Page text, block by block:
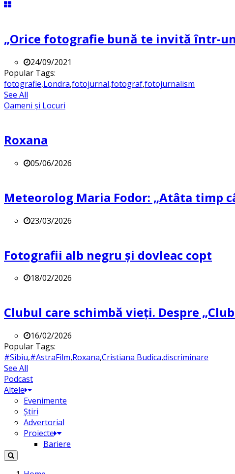
„Orice fotografie bună te invită într-
24/09/2021
Popular Tags:
fotografie,Londra,fotojurnal,fotograf,fotojurnalism
See All
Oameni și Locuri
Roxana
05/06/2026
Meteorolog Maria Fodor: „Atâta timp
23/03/2026
Fotografii alb negru și dovleac copt
18/02/2026
Clubul care schimbă vieți. Despre
16/02/2026
Popular Tags:
#Sibiu,#AstraFilm,Roxana,Cristiana Budica,discriminare
See All
Podcast
Altele
Evenimente
Știri
Advertorial
Proiecte
Bariere